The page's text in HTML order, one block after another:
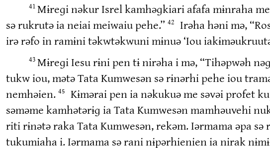
41 Mɨreɡi nəkur Isrel kamhəɡkiari afafa mɨnraha
sə rukrutə ia neiai meiwaiu pehe.” 42
Irəha həni mə,
irə rəfo in ramɨni təkwtəkwuni mɨnuə ‘Iou
43 Mɨreɡi Iesu rɨni pen tɨ nirəha i mə, “Tihəpwəh
tukw iou, mətə Tata Kumwesən sə rɨnərhi pehe iou
nemhəien. 45
Kɨmərai pen ia nəkukuə me səvəi profet
səməme kamhətərɨɡ ia Tata Kumwesən mamhəuvehi
riti rɨnətə raka Tata Kumwesən, rekəm. Iərmama əpa
tukumiaha i. Iərmama sə rani nɨpərhienien ia nirak